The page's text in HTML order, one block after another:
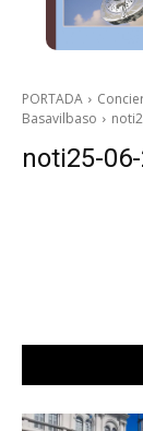
PORTADA
Basavilbaso
noti25-